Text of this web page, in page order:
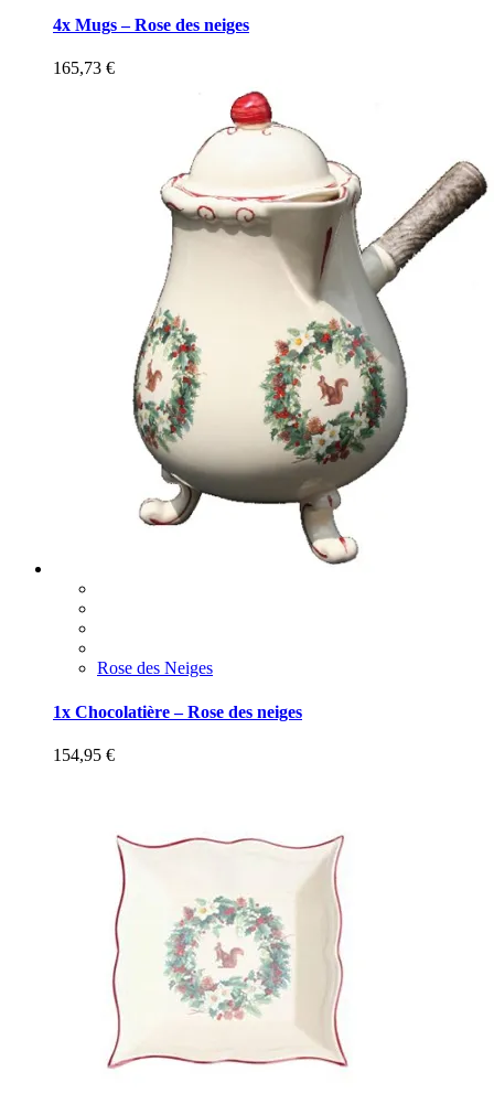
4x Mugs – Rose des neiges
165,73 €
Rose des Neiges
1x Chocolatière – Rose des neiges
154,95 €